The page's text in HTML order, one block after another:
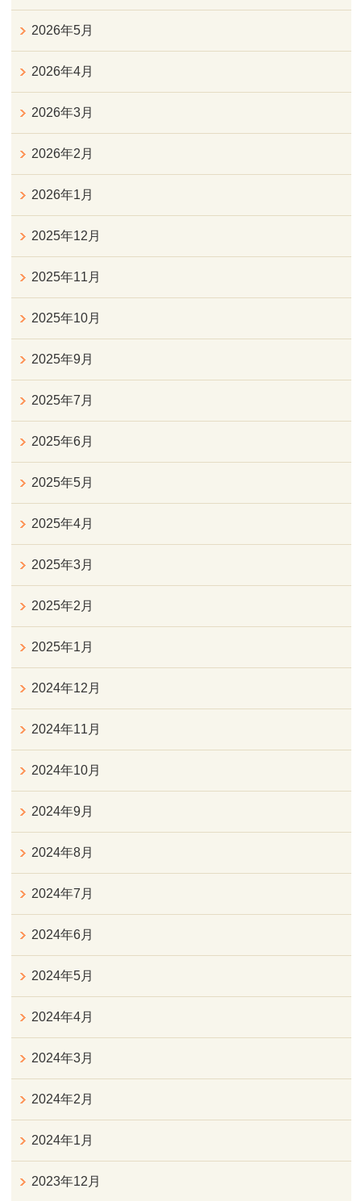
2026年5月
2026年4月
2026年3月
2026年2月
2026年1月
2025年12月
2025年11月
2025年10月
2025年9月
2025年7月
2025年6月
2025年5月
2025年4月
2025年3月
2025年2月
2025年1月
2024年12月
2024年11月
2024年10月
2024年9月
2024年8月
2024年7月
2024年6月
2024年5月
2024年4月
2024年3月
2024年2月
2024年1月
2023年12月